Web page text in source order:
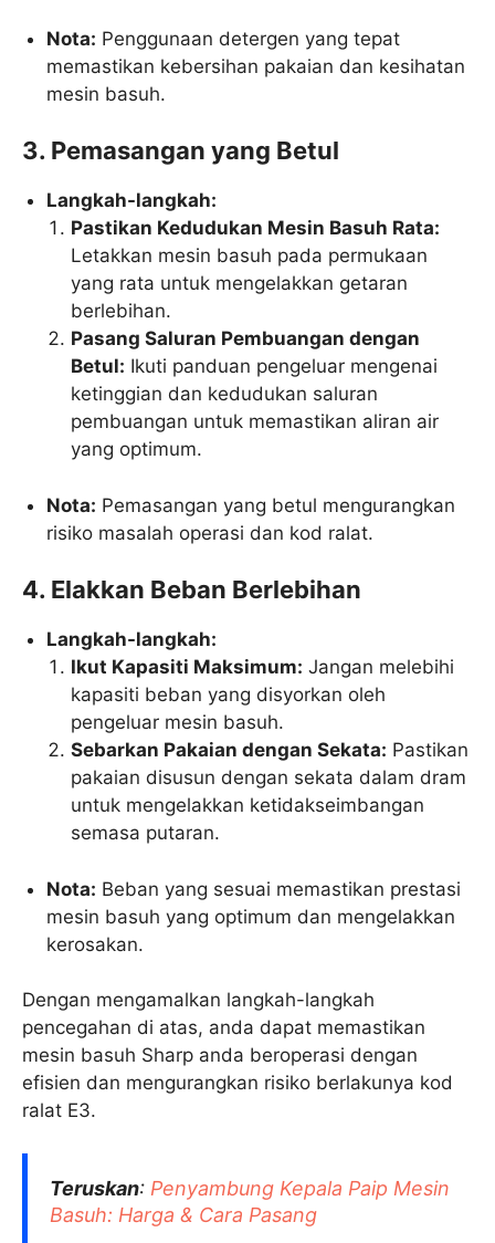
Nota: Penggunaan detergen yang tepat
memastikan kebersihan pakaian dan kesihatan
mesin basuh.
3. Pemasangan yang Betul
Langkah-langkah:
Pastikan Kedudukan Mesin Basuh Rata:
Letakkan mesin basuh pada permukaan
yang rata untuk mengelakkan getaran
berlebihan.
Pasang Saluran Pembuangan dengan
Betul: Ikuti panduan pengeluar mengenai
ketinggian dan kedudukan saluran
pembuangan untuk memastikan aliran air
yang optimum.
Nota: Pemasangan yang betul mengurangkan
risiko masalah operasi dan kod ralat.
4. Elakkan Beban Berlebihan
Langkah-langkah:
Ikut Kapasiti Maksimum: Jangan melebihi
kapasiti beban yang disyorkan oleh
pengeluar mesin basuh.
Sebarkan Pakaian dengan Sekata: Pastikan
pakaian disusun dengan sekata dalam dram
untuk mengelakkan ketidakseimbangan
semasa putaran.
Nota: Beban yang sesuai memastikan prestasi
mesin basuh yang optimum dan mengelakkan
kerosakan.
Dengan mengamalkan langkah-langkah
pencegahan di atas, anda dapat memastikan
mesin basuh Sharp anda beroperasi dengan
efisien dan mengurangkan risiko berlakunya kod
ralat E3.
Teruskan: Penyambung Kepala Paip Mesin
Basuh: Harga & Cara Pasang